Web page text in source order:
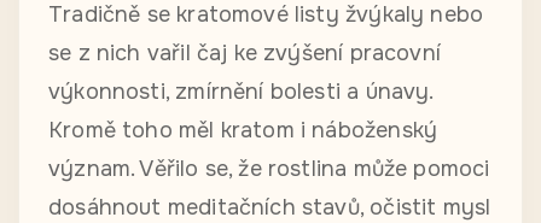
Tradičně se kratomové listy žvýkaly nebo
se z nich vařil čaj ke zvýšení pracovní
výkonnosti, zmírnění bolesti a únavy.
Kromě toho měl kratom i náboženský
význam. Věřilo se, že rostlina může pomoci
dosáhnout meditačních stavů, očistit mysl